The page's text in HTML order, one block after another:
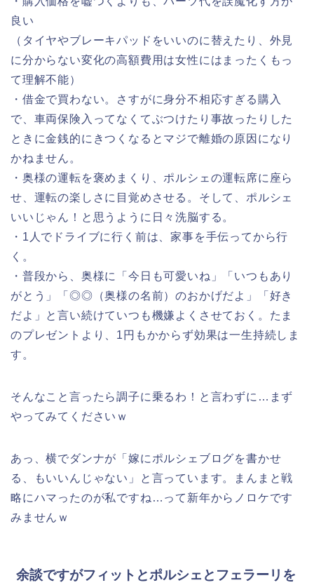
良い
（タイヤやブレーキパッドをいいのに替えたり、外見
に分からない変化の高額費用は女性にはまったくもっ
て理解不能）
・借金で買わない。さすがに身分不相応すぎる購入
で、車両保険入ってなくてぶつけたり事故ったりした
ときに金銭的にきつくなるとマジで離婚の原因になり
かねません。
・奥様の運転を褒めまくり、ポルシェの運転席に座ら
せ、運転の楽しさに目覚めさせる。そして、ポルシェ
いいじゃん！と思うように日々洗脳する。
・1人でドライブに行く前は、家事を手伝ってから行
く。
・普段から、奥様に「今日も可愛いね」「いつもあり
がとう」「◎◎（奥様の名前）のおかげだよ」「好き
だよ」と言い続けていつも機嫌よくさせておく。たま
のプレゼントより、1円もかからず効果は一生持続しま
す。
そんなこと言ったら調子に乗るわ！と言わずに…まず
やってみてくださいｗ
あっ、横でダンナが「嫁にポルシェブログを書かせ
る、もいいんじゃない」と言っています。まんまと戦
略にハマったのが私ですね…って新年からノロケです
みませんｗ
余談ですがフィットとポルシェとフェラーリを